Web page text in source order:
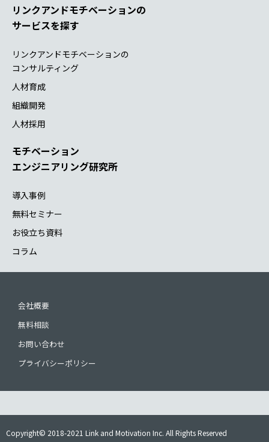
リンクアンドモチベーションの
サービスを探す
リンクアンドモチベーションの
コンサルティング
人材育成
組織開発
人材採用
モチベーション
エンジニアリング研究所
導入事例
無料セミナー
お役立ち資料
コラム
会社概要
無料相談
お問い合わせ
プライバシーポリシー
Copyright© 2018-2021 Link and Motivation Inc. All Rights Reserved